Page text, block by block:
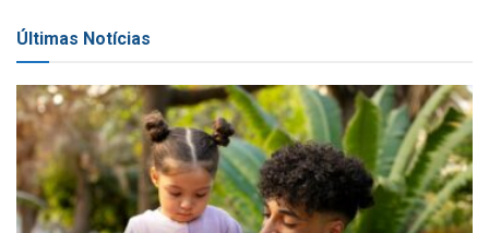
Últimas Notícias